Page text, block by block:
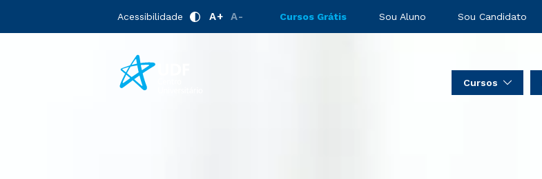
Acessibilidade A+ A- Cursos Grátis Sou Aluno Sou Candidato
Cursos